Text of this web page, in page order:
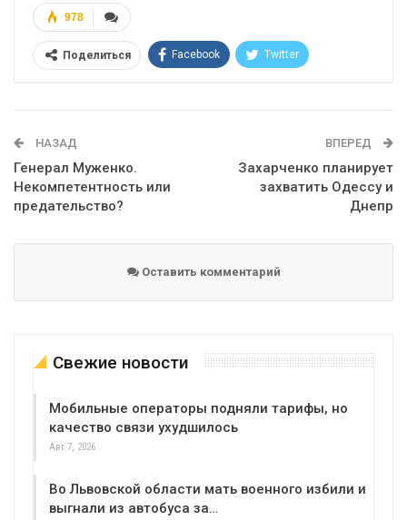
978
Поделиться Facebook Twitter
НАЗАД
Генерал Муженко.
Некомпетентность или
предательство?
ВПЕРЕД
Захарченко планирует
захватить Одессу и
Днепр
Оставить комментарий
Свежие новости
Мобильные операторы подняли тарифы, но
качество связи ухудшилось
Авг 7, 2026
Во Львовской области мать военного избили и
выгнали из автобуса за…